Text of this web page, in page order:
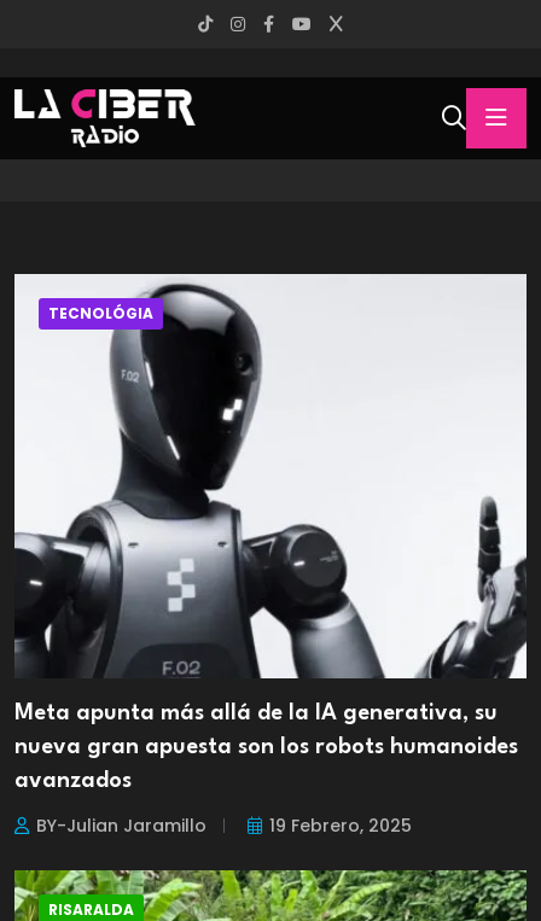
TECNOLÓGIA
Meta apunta más allá de la IA generativa, su
nueva gran apuesta son los robots humanoides
avanzados
BY-Julian Jaramillo 19 Febrero, 2025
RISARALDA